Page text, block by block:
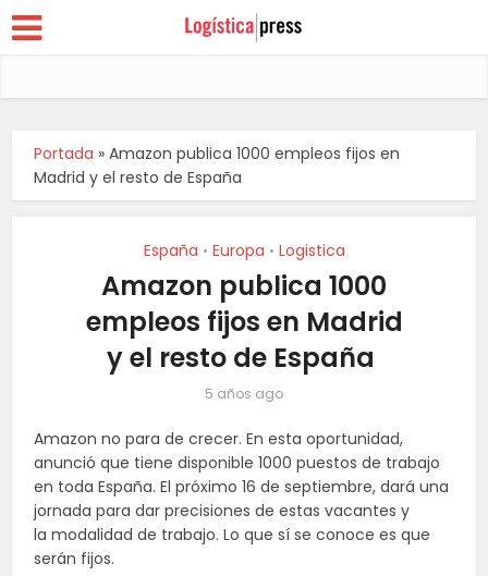
Portada »Amazon publica 1000 empleos fijos en
Madrid y el resto de España
España • Europa • Logistica
Amazon publica 1000
empleos fijos en Madrid
y el resto de España
5 años ago
Amazon no para de crecer. En esta oportunidad,
anunció que tiene disponible 1000 puestos de trabajo
en toda España. El próximo 16 de septiembre, dará una
jornada para dar precisiones de estas vacantes y
la modalidad de trabajo. Lo que sí se conoce es que
serán fijos.